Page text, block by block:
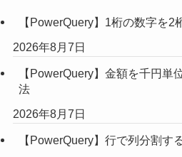
【PowerQuery】1桁の数字を2
2026年8月7日
【PowerQuery】金額を千円単
法
2026年8月7日
【PowerQuery】行で列分割す